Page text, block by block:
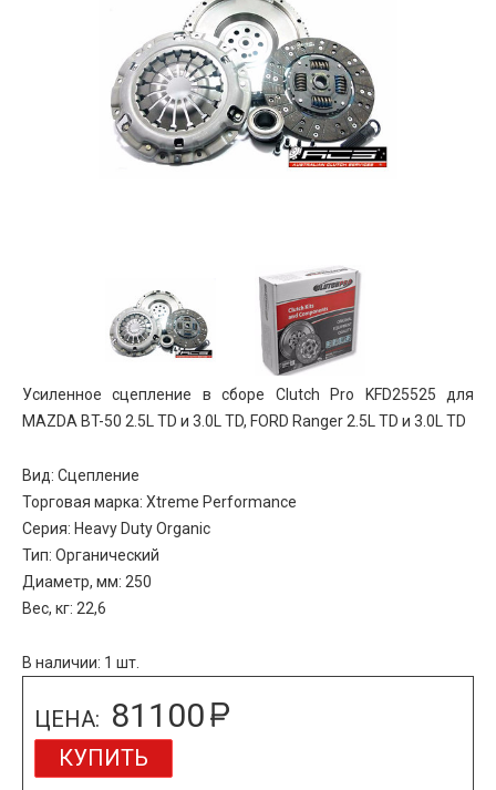
Усиленное сцепление в сборе Clutch Pro KFD25525 для
MAZDA BT-50 2.5L TD и 3.0L TD, FORD Ranger 2.5L TD и 3.0L TD
Вид: Сцепление
Торговая марка: Xtreme Performance
Серия: Heavy Duty Organic
Тип: Органический
Диаметр, мм: 250
Вес, кг: 22,6
В наличии: 1 шт.
ЦЕНА: 81100
КУПИТЬ